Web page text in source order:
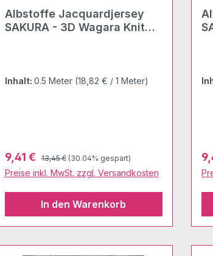
Albstoffe Jacquardjersey
SAKURA - 3D Wagara Knit
Inhalt: 0.5 Meter (18,82 € / 1 Meter)
Verkaufspreis:
9,41 € Regulärer Preis:
13,45 € (30.04% gespart)
Preise inkl. MwSt. zzgl. Versandkosten
In den Warenkorb